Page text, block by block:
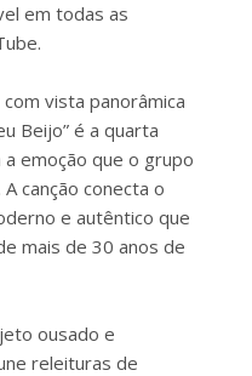
em todas as
vista panorâmica
Beijo” é a quarta
emoção que o grupo
canção conecta o
e autêntico que
mais de 30 anos de
ousado e
releituras de